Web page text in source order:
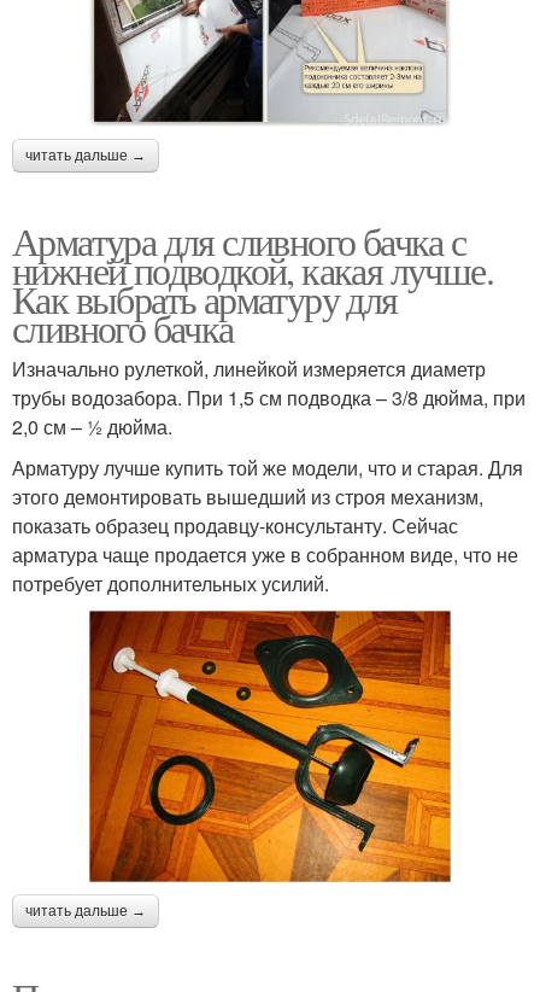
читать дальше →
Арматура для сливного бачка с
нижней подводкой, какая лучше.
Как выбрать арматуру для
сливного бачка
Изначально рулеткой, линейкой измеряется диаметр
трубы водозабора. При 1,5 см подводка – 3/8 дюйма, при
2,0 см – ½ дюйма.
Арматуру лучше купить той же модели, что и старая. Для
этого демонтировать вышедший из строя механизм,
показать образец продавцу-консультанту. Сейчас
арматура чаще продается уже в собранном виде, что не
потребует дополнительных усилий.
читать дальше →